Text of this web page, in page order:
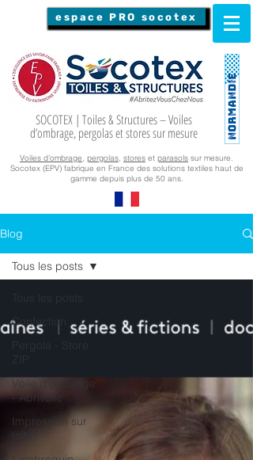
espace PRO socotex
SOCOTEX | Toiles & Structures – Voiles
d’ombrage, pergolas et stores sur mesure
Voiles d’ombrage, pergolas, stores et parasols sur mesure.
Socotex (EPV) fabrique en France des solutions textiles haut de
gamme depuis plus de 50 ans.
Blog
Confection
Pergola - Store
ZIP
Voile d'ombrage
- Abrivoile
Impression sur
Tous les posts